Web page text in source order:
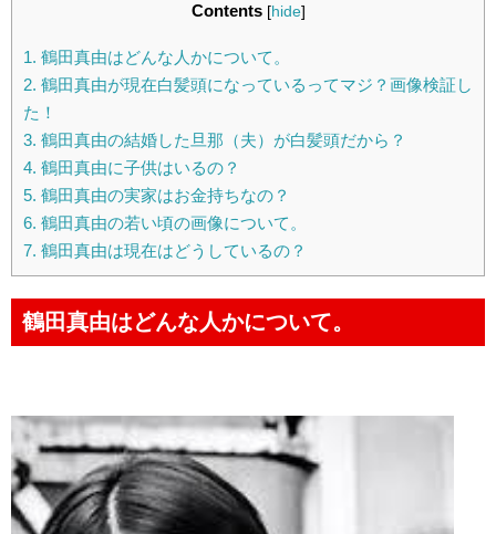
Contents [hide]
1. 鶴田真由はどんな人かについて。
2. 鶴田真由が現在白髪頭になっているってマジ？画像検証し
た！
3. 鶴田真由の結婚した旦那（夫）が白髪頭だから？
4. 鶴田真由に子供はいるの？
5. 鶴田真由の実家はお金持ちなの？
6. 鶴田真由の若い頃の画像について。
7. 鶴田真由は現在はどうしているの？
鶴田真由はどんな人かについて。